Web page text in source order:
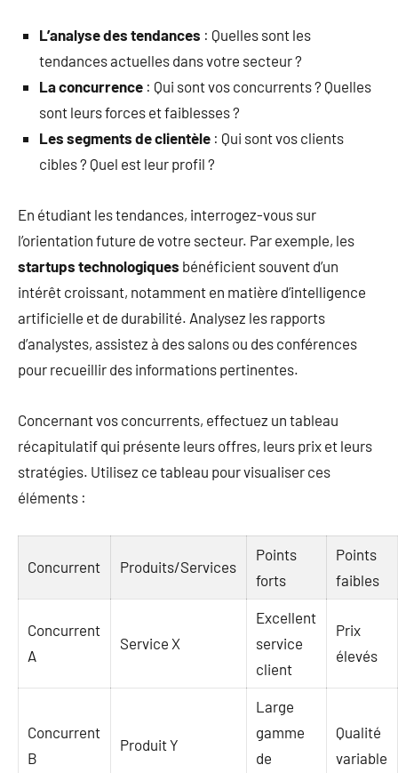
L’analyse des tendances : Quelles sont les
tendances actuelles dans votre secteur ?
La concurrence : Qui sont vos concurrents ? Quelles
sont leurs forces et faiblesses ?
Les segments de clientèle : Qui sont vos clients
cibles ? Quel est leur profil ?
En étudiant les tendances, interrogez-vous sur
l’orientation future de votre secteur. Par exemple, les
startups technologiques bénéficient souvent d’un
intérêt croissant, notamment en matière d’intelligence
artificielle et de durabilité. Analysez les rapports
d’analystes, assistez à des salons ou des conférences
pour recueillir des informations pertinentes.
Concernant vos concurrents, effectuez un tableau
récapitulatif qui présente leurs offres, leurs prix et leurs
stratégies. Utilisez ce tableau pour visualiser ces
éléments :
Concurrent Produits/Services
Points
forts
Points
faibles
Concurrent
A
Service X
Excellent
service
client
Prix
élevés
Concurrent
B
Produit Y
Large
gamme
de
Qualité
variable